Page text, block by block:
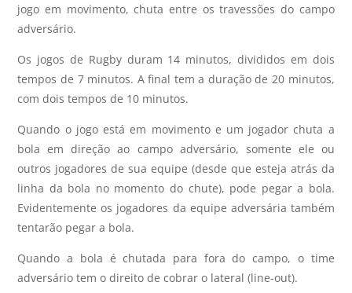
jogo em movimento, chuta entre os travessões do campo
adversário.
Os jogos de Rugby duram 14 minutos, divididos em dois
tempos de 7 minutos. A final tem a duração de 20 minutos,
com dois tempos de 10 minutos.
Quando o jogo está em movimento e um jogador chuta a
bola em direção ao campo adversário, somente ele ou
outros jogadores de sua equipe (desde que esteja atrás da
linha da bola no momento do chute), pode pegar a bola.
Evidentemente os jogadores da equipe adversária também
tentarão pegar a bola.
Quando a bola é chutada para fora do campo, o time
adversário tem o direito de cobrar o lateral (line-out).